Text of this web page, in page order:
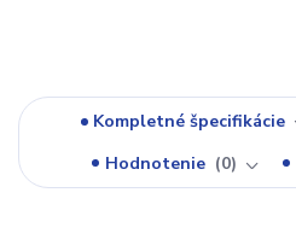
Kompletné špecifikácie
Hodnotenie
0